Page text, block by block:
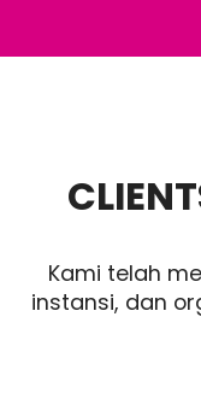
Kami telah
instansi, dan